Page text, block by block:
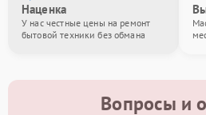
Наценка
У нас честные цены на ремонт
бытовой техники без обмана
Вопросы и